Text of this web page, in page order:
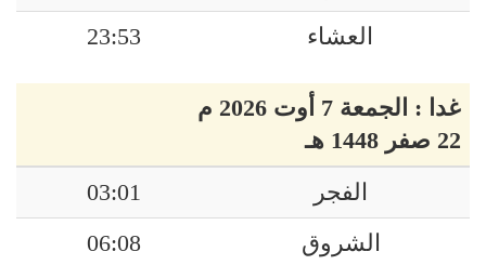
العشاء
23:53
غدا : الجمعة 7 أوت 2026 م
22 صفر 1448 هـ
الفجر
03:01
الشروق
06:08